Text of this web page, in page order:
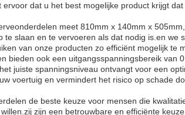
dat u het best mogelijke product krijgt
meet 810mm x 140mm x
te slaan en te vervoeren als dat nodig is.en we
van onze producten zo efficiënt mogelijk te
bieden ook een uitgangsspanningsbereik van
juiste spanningsniveau ontvangt voor een
voertuig en vermindert het risico op schade
de beste keuze voor mensen die
zijn een betrouwbare en efficiënte